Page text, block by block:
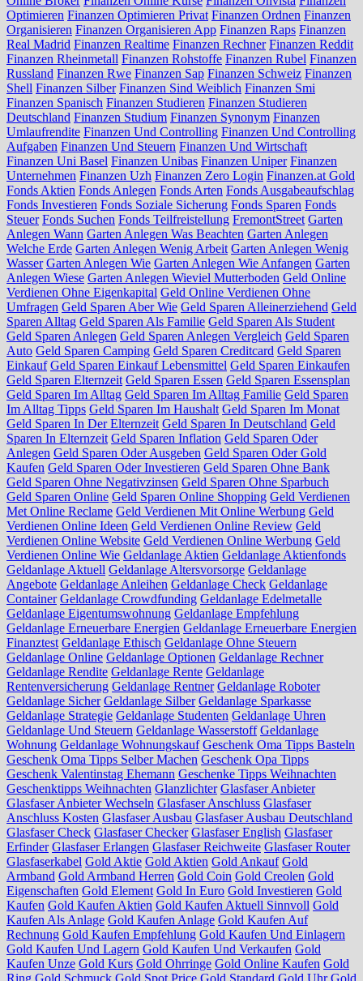
Optimieren Finanzen Optimieren Privat Finanzen Ordnen Finanzen
Organisieren Finanzen Organisieren App Finanzen Raps Finanzen
Real Madrid Finanzen Realtime Finanzen Rechner Finanzen Reddit
Finanzen Rheinmetall Finanzen Rohstoffe Finanzen Rubel Finanzen
Russland Finanzen Rwe Finanzen Sap Finanzen Schweiz Finanzen
Shell Finanzen Silber Finanzen Sind Weiblich Finanzen Smi
Finanzen Spanisch Finanzen Studieren Finanzen Studieren
Deutschland Finanzen Studium Finanzen Synonym Finanzen
Umlaufrendite Finanzen Und Controlling Finanzen Und Controlling
Aufgaben Finanzen Und Steuern Finanzen Und Wirtschaft
Finanzen Uni Basel Finanzen Unibas Finanzen Uniper Finanzen
Unternehmen Finanzen Uzh Finanzen Zero Login Finanzen.at Gold
Fonds Aktien Fonds Anlegen Fonds Arten Fonds Ausgabeaufschlag
Fonds Investieren Fonds Soziale Sicherung Fonds Sparen Fonds
Steuer Fonds Suchen Fonds Teilfreistellung FremontStreet Garten
Anlegen Wann Garten Anlegen Was Beachten Garten Anlegen
Welche Erde Garten Anlegen Wenig Arbeit Garten Anlegen Wenig
Wasser Garten Anlegen Wie Garten Anlegen Wie Anfangen Garten
Anlegen Wiese Garten Anlegen Wieviel Mutterboden Geld Online
Verdienen Ohne Eigenkapital Geld Online Verdienen Ohne
Umfragen Geld Sparen Aber Wie Geld Sparen Alleinerziehend Geld
Sparen Alltag Geld Sparen Als Familie Geld Sparen Als Student
Geld Sparen Anlegen Geld Sparen Anlegen Vergleich Geld Sparen
Auto Geld Sparen Camping Geld Sparen Creditcard Geld Sparen
Einkauf Geld Sparen Einkauf Lebensmittel Geld Sparen Einkaufen
Geld Sparen Elternzeit Geld Sparen Essen Geld Sparen Essensplan
Geld Sparen Im Alltag Geld Sparen Im Alltag Familie Geld Sparen
Im Alltag Tipps Geld Sparen Im Haushalt Geld Sparen Im Monat
Geld Sparen In Der Elternzeit Geld Sparen In Deutschland Geld
Sparen In Elternzeit Geld Sparen Inflation Geld Sparen Oder
Anlegen Geld Sparen Oder Ausgeben Geld Sparen Oder Gold
Kaufen Geld Sparen Oder Investieren Geld Sparen Ohne Bank
Geld Sparen Ohne Negativzinsen Geld Sparen Ohne Sparbuch
Geld Sparen Online Geld Sparen Online Shopping Geld Verdienen
Met Online Reclame Geld Verdienen Mit Online Werbung Geld
Verdienen Online Ideen Geld Verdienen Online Review Geld
Verdienen Online Website Geld Verdienen Online Werbung Geld
Verdienen Online Wie Geldanlage Aktien Geldanlage Aktienfonds
Geldanlage Aktuell Geldanlage Altersvorsorge Geldanlage
Angebote Geldanlage Anleihen Geldanlage Check Geldanlage
Container Geldanlage Crowdfunding Geldanlage Edelmetalle
Geldanlage Eigentumswohnung Geldanlage Empfehlung
Geldanlage Erneuerbare Energien Geldanlage Erneuerbare Energien
Finanztest Geldanlage Ethisch Geldanlage Ohne Steuern
Geldanlage Online Geldanlage Optionen Geldanlage Rechner
Geldanlage Rendite Geldanlage Rente Geldanlage
Rentenversicherung Geldanlage Rentner Geldanlage Roboter
Geldanlage Sicher Geldanlage Silber Geldanlage Sparkasse
Geldanlage Strategie Geldanlage Studenten Geldanlage Uhren
Geldanlage Und Steuern Geldanlage Wasserstoff Geldanlage
Wohnung Geldanlage Wohnungskauf Geschenk Oma Tipps Basteln
Geschenk Oma Tipps Selber Machen Geschenk Opa Tipps
Geschenk Valentinstag Ehemann Geschenke Tipps Weihnachten
Geschenktipps Weihnachten Glanzlichter Glasfaser Anbieter
Glasfaser Anbieter Wechseln Glasfaser Anschluss Glasfaser
Anschluss Kosten Glasfaser Ausbau Glasfaser Ausbau Deutschland
Glasfaser Check Glasfaser Checker Glasfaser English Glasfaser
Erfinder Glasfaser Erlangen Glasfaser Reichweite Glasfaser Router
Glasfaserkabel Gold Aktie Gold Aktien Gold Ankauf Gold
Armband Gold Armband Herren Gold Coin Gold Creolen Gold
Eigenschaften Gold Element Gold In Euro Gold Investieren Gold
Kaufen Gold Kaufen Aktien Gold Kaufen Aktuell Sinnvoll Gold
Kaufen Als Anlage Gold Kaufen Anlage Gold Kaufen Auf
Rechnung Gold Kaufen Empfehlung Gold Kaufen Und Einlagern
Gold Kaufen Und Lagern Gold Kaufen Und Verkaufen Gold
Kaufen Unze Gold Kurs Gold Ohrringe Gold Online Kaufen Gold
Ring Gold Schmuck Gold Spot Price Gold Standard Gold Uhr Gold